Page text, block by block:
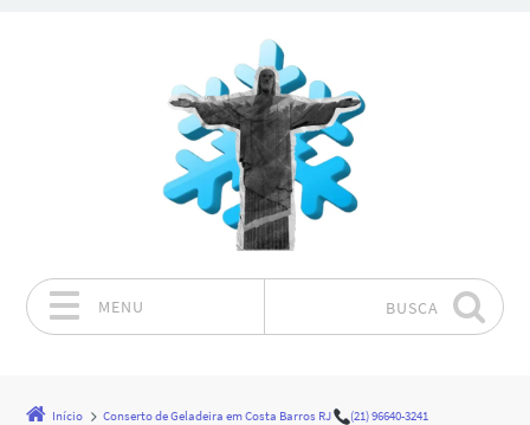
MENU BUSCA
Início Conserto de Geladeira em Costa Barros RJ (21) 96640-3241